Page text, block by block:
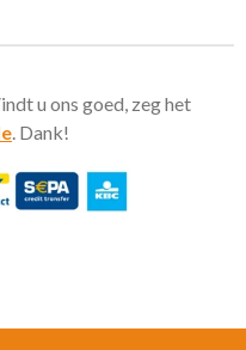
u ons goed, zeg het
. Dank!